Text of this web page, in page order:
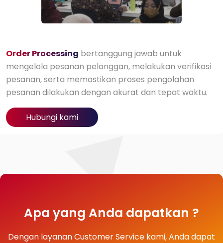
Order Processing bertanggung jawab untuk
mengelola pesanan pelanggan, melakukan verifikasi
pesanan, serta memastikan proses pengolahan
pesanan dilakukan dengan akurat dan tepat waktu.
Hubungi kami
Apa yang Anda dapatkan ?
Dengan layanan Customer Service kami, Anda dapat